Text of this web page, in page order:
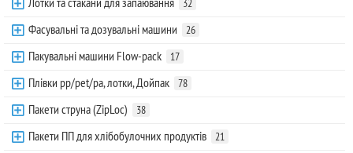
Фасувальні та дозувальні машини 26
Пакувальні машини Flow-pack 17
Плівки pp/pet/pa, лотки, Дойпак 78
Пакети струна (ZipLoc) 38
Пакети ПП для хлібобулочних продуктів 21